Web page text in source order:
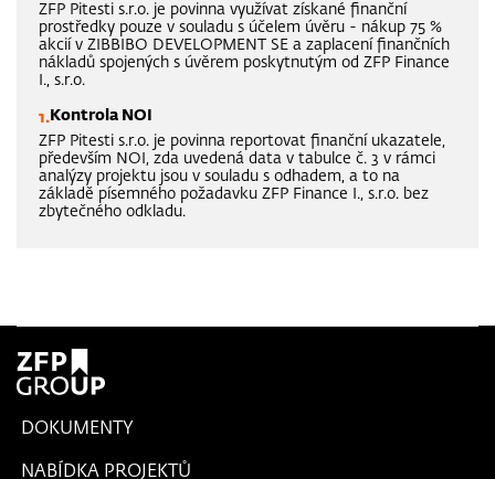
ZFP Pitesti s.r.o. je povinna využívat získané finanční
prostředky pouze v souladu s účelem úvěru - nákup 75 %
akcií v ZIBBIBO DEVELOPMENT SE a zaplacení finančních
nákladů spojených s úvěrem poskytnutým od ZFP Finance
I., s.r.o.
Kontrola NOI
ZFP Pitesti s.r.o. je povinna reportovat finanční ukazatele,
především NOI, zda uvedená data v tabulce č. 3 v rámci
analýzy projektu jsou v souladu s odhadem, a to na
základě písemného požadavku ZFP Finance I., s.r.o. bez
zbytečného odkladu.
DOKUMENTY
NABÍDKA PROJEKTŮ